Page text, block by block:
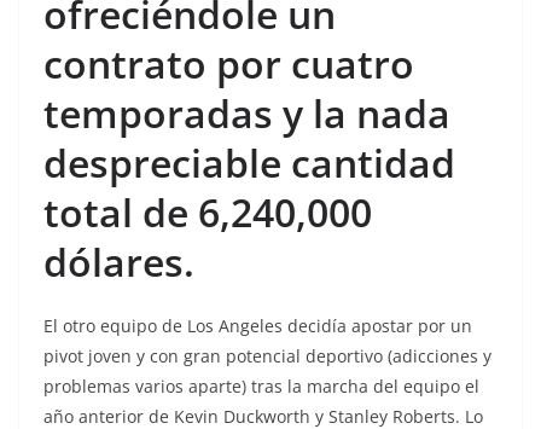
ofreciéndole un
contrato por cuatro
temporadas y la nada
despreciable cantidad
total de 6,240,000
dólares.
El otro equipo de Los Angeles decidía apostar por un
pivot joven y con gran potencial deportivo (adicciones y
problemas varios aparte) tras la marcha del equipo el
año anterior de Kevin Duckworth y Stanley Roberts. Lo